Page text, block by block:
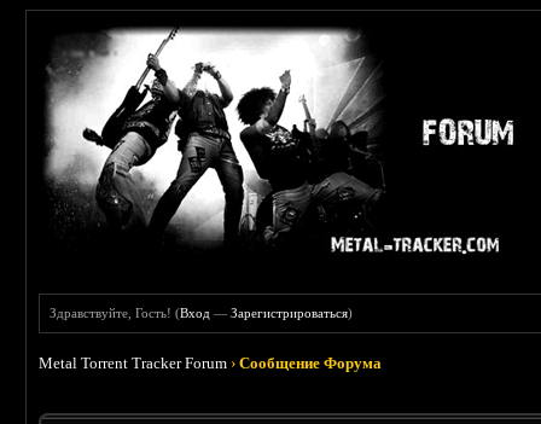
Здравствуйте, Гость! (Вход —Зарегистрироваться)
Metal Torrent Tracker Forum ›Сообщение Форума